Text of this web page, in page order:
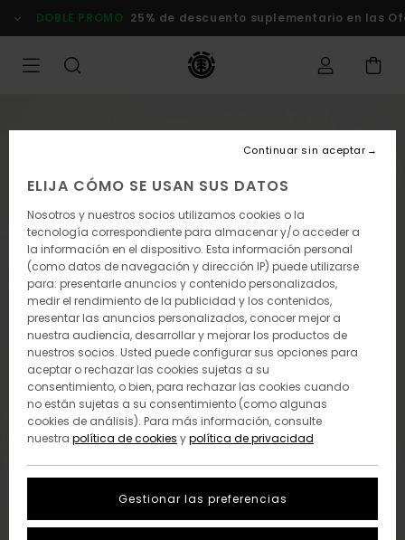
la
DOBLE PROMO 25% de descuento suplementario en las
ELIJA CÓMO SE USAN SUS DATOS
Nosotros y nuestros socios utilizamos cookies o la
tecnología correspondiente para almacenar y/o acceder a
la información en el dispositivo. Esta información personal
(como datos de navegación y dirección IP) puede utilizarse
para: presentarle anuncios y contenido personalizados,
medir el rendimiento de la publicidad y los contenidos,
presentar las anuncios personalizados, conocer mejor a
nuestra audiencia, desarrollar y mejorar los productos de
nuestros socios. Usted puede configurar sus opciones para
aceptar o rechazar las cookies sujetas a su
consentimiento, o bien, para rechazar las cookies cuando
no están sujetas a su consentimiento (como algunas
cookies de análisis). Para más información, consulte
nuestra política de cookies ypolítica de privacidad
Gestionar las preferencias
Continuar sin aceptar